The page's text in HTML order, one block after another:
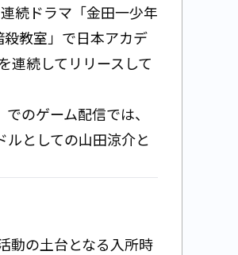
続ドラマ「金田一少年
教室」で日本アカデ
連続してリリースして
のゲーム配信では、
としての山田涼介と
動の土台となる入所時